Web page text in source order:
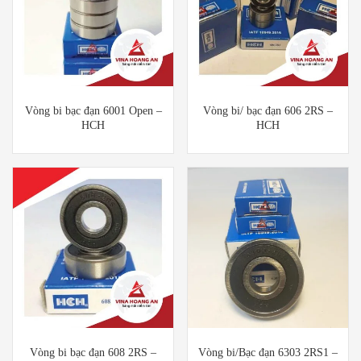
Vòng bi bạc đạn 6001 Open –
HCH
Vòng bi/ bạc đạn 606 2RS –
HCH
Vòng bi bạc đạn 608 2RS – Vòng bi/Bạc đạn 6303 2RS1 –